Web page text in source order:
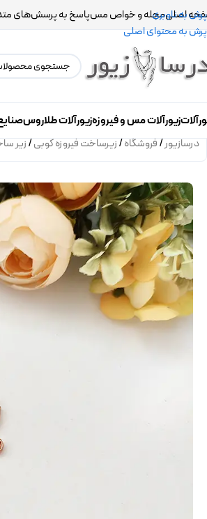
پرش به ناوبری
پرش به محتوای اصلی
اصلیمجله و خواص مسپاسخ به پرسش‌های
زیورآلات مس و فیروزهزیورآلات طلاروس
درسازیور/فروشگاه/زیرساخت فیروزه کوبی/زیر